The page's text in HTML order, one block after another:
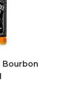
Bourbon